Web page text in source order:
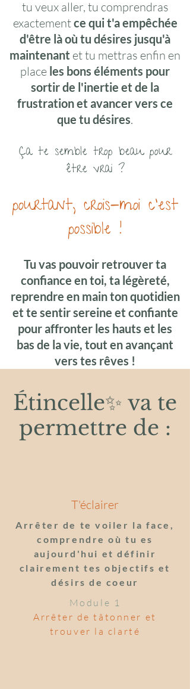
tu veux aller, tu comprendras
exactementce qui t'a empêchée
d'être là où tu désires jusqu'à
maintenant et tu mettras enfin en
place les bons éléments pour
sortir de l'inertie et de la
frustration et avancer vers ce
que tu désires.
Ça te semble trop beau pour
être vrai ?
pourtant, crois-moi c'est
possible !
Tu vas pouvoir retrouver ta
confiance en toi, ta légèreté,
reprendre en main ton quotidien
et te sentir sereine et confiante
pour affronter les hauts et les
bas de la vie, tout en avançant
vers tes rêves !
Étincelle✨ va te
permettre de :
T'éclairer
Arrêter de te voiler la face,
comprendre où tu es
aujourd'hui et définir
clairement tes objectifs et
désirs de coeur
Module 1
Arrêter de tâtonner et
trouver la clarté